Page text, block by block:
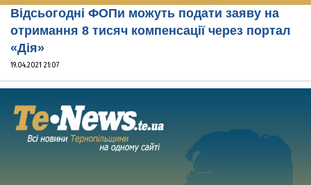
Відсьогодні ФОПи можуть подати заяву на
отримання 8 тисяч компенсації через портал
«Дія»
19.04.2021 21:07